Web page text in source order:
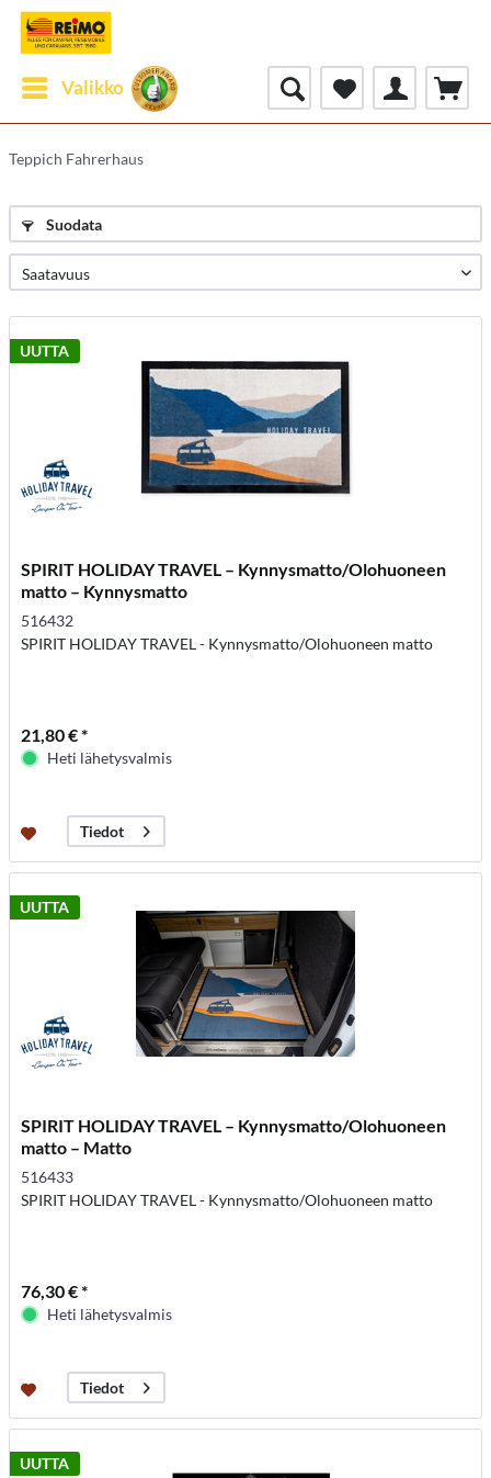
Valikko
Teppich Fahrerhaus
Suodata
UUTTA
SPIRIT HOLIDAY TRAVEL – Kynnysmatto/Olohuoneen
matto – Kynnysmatto
516432
SPIRIT HOLIDAY TRAVEL - Kynnysmatto/Olohuoneen matto
21,80 € *
Heti lähetysvalmis
Tiedot
UUTTA
SPIRIT HOLIDAY TRAVEL – Kynnysmatto/Olohuoneen
matto – Matto
516433
SPIRIT HOLIDAY TRAVEL - Kynnysmatto/Olohuoneen matto
76,30 € *
Heti lähetysvalmis
Tiedot
UUTTA